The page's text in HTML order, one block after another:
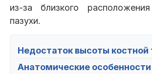
из-за близкого
пазухи.
Недостаток высоты костной
Анатомические